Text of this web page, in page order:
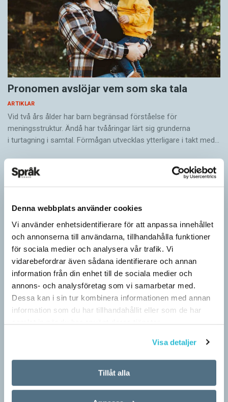
Denna webbplats använder cookies
Vi använder enhetsidentifierare för att anpassa innehållet
och annonserna till användarna, tillhandahålla funktioner
för sociala medier och analysera vår trafik. Vi
vidarebefordrar även sådana identifierare och annan
information från din enhet till de sociala medier och
annons- och analysföretag som vi samarbetar med.
Dessa kan i sin tur kombinera informationen med annan
information som du har tillhandahållit eller som de har
samlat in när du har använt deras tjänster.
Visa detaljer
Tillåt alla
Pronomen avslöjar vem som ska tala
ARTIKLAR
Vid två års ålder har barn begränsad förståelse för
meningsstruktur. Ändå har tvååringar lärt sig grunderna
i turtagning i samtal. Förmågan utvecklas ytterligare i takt med…
Hundfiskare vill få någon på kroken
ARTIKLAR